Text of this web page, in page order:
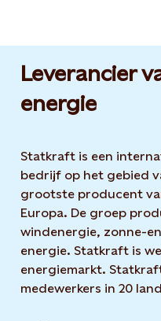
Leverancier
energie
Statkraft is een
bedrijf op het gebied
grootste producent
Europa. De groep
windenergie, zonne-
energie. Statkraft is
energiemarkt.
medewerkers in 20